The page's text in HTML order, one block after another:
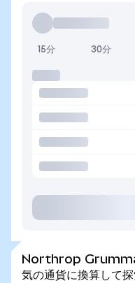
15分 30分
Northrop
気の通貨に換算して